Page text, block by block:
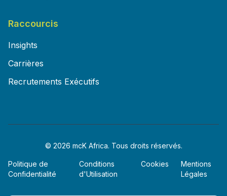
Raccourcis
Insights
Carrières
Recrutements Exécutifs
© 2026 mcK Africa. Tous droits réservés.
Politique de
Confidentialité
Conditions
d'Utilisation
Cookies
Mentions
Légales